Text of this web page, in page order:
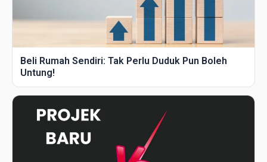
Beli Rumah Sendiri: Tak Perlu Duduk Pun Boleh
Untung!